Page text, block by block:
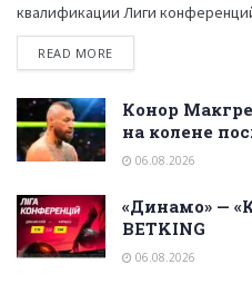
квалификации Лиги
READ MORE
Конор
на колене
06.08.2026
«Динамо» —
BETKING
06.08.2026